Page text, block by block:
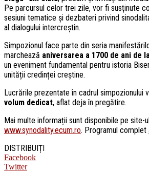
Pe parcursul celor trei zile, vor fi susținute
sesiuni tematice și dezbateri privind
al dialogului intercreștin.
Simpozionul face parte din seria
marchează aniversarea a 1700 de ani de
un eveniment fundamental pentru istoria
unității credinței creștine.
Lucrările prezentate în cadrul simpozionului
volum dedicat, aflat deja în pregătire.
Mai multe informații sunt disponibile pe site-
www.synodality.ecum.ro. Programul complet
DISTRIBUIȚI
Facebook
Twitter